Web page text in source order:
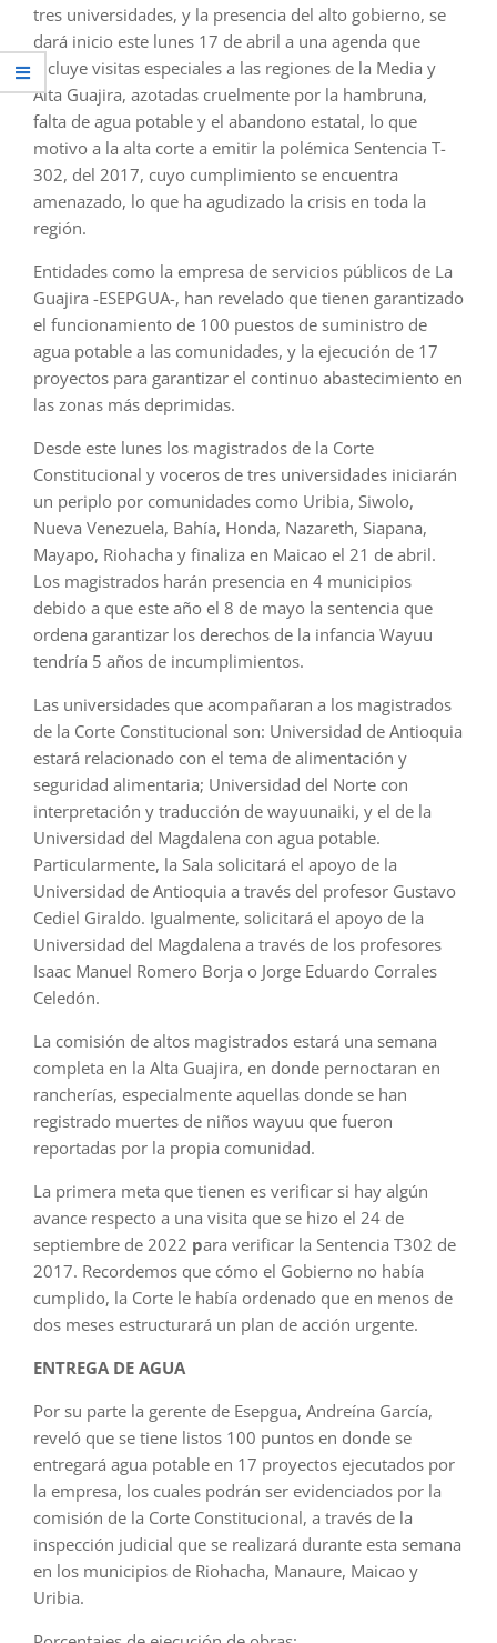
tres universidades, y la presencia del alto gobierno, se
dará inicio este lunes 17 de abril a una agenda que
incluye visitas especiales a las regiones de la Media y
Alta Guajira, azotadas cruelmente por la hambruna,
falta de agua potable y el abandono estatal, lo que
motivo a la alta corte a emitir la polémica Sentencia T-
302, del 2017, cuyo cumplimiento se encuentra
amenazado, lo que ha agudizado la crisis en toda la
región.
Entidades como la empresa de servicios públicos de La
Guajira -ESEPGUA-, han revelado que tienen garantizado
el funcionamiento de 100 puestos de suministro de
agua potable a las comunidades, y la ejecución de 17
proyectos para garantizar el continuo abastecimiento en
las zonas más deprimidas.
Desde este lunes los magistrados de la Corte
Constitucional y voceros de tres universidades iniciarán
un periplo por comunidades como Uribia, Siwolo,
Nueva Venezuela, Bahía, Honda, Nazareth, Siapana,
Mayapo, Riohacha y finaliza en Maicao el 21 de abril.
Los magistrados harán presencia en 4 municipios
debido a que este año el 8 de mayo la sentencia que
ordena garantizar los derechos de la infancia Wayuu
tendría 5 años de incumplimientos.
Las universidades que acompañaran a los magistrados
de la Corte Constitucional son: Universidad de Antioquia
estará relacionado con el tema de alimentación y
seguridad alimentaria; Universidad del Norte con
interpretación y traducción de wayuunaiki, y el de la
Universidad del Magdalena con agua potable.
Particularmente, la Sala solicitará el apoyo de la
Universidad de Antioquia a través del profesor Gustavo
Cediel Giraldo. Igualmente, solicitará el apoyo de la
Universidad del Magdalena a través de los profesores
Isaac Manuel Romero Borja o Jorge Eduardo Corrales
Celedón.
La comisión de altos magistrados estará una semana
completa en la Alta Guajira, en donde pernoctaran en
rancherías, especialmente aquellas donde se han
registrado muertes de niños wayuu que fueron
reportadas por la propia comunidad.
La primera meta que tienen es verificar si hay algún
avance respecto a una visita que se hizo el 24 de
septiembre de 2022 para verificar la Sentencia T302 de
2017. Recordemos que cómo el Gobierno no había
cumplido, la Corte le había ordenado que en menos de
dos meses estructurará un plan de acción urgente.
ENTREGA DE AGUA
Por su parte la gerente de Esepgua, Andreína García,
reveló que se tiene listos 100 puntos en donde se
entregará agua potable en 17 proyectos ejecutados por
la empresa, los cuales podrán ser evidenciados por la
comisión de la Corte Constitucional, a través de la
inspección judicial que se realizará durante esta semana
en los municipios de Riohacha, Manaure, Maicao y
Uribia.